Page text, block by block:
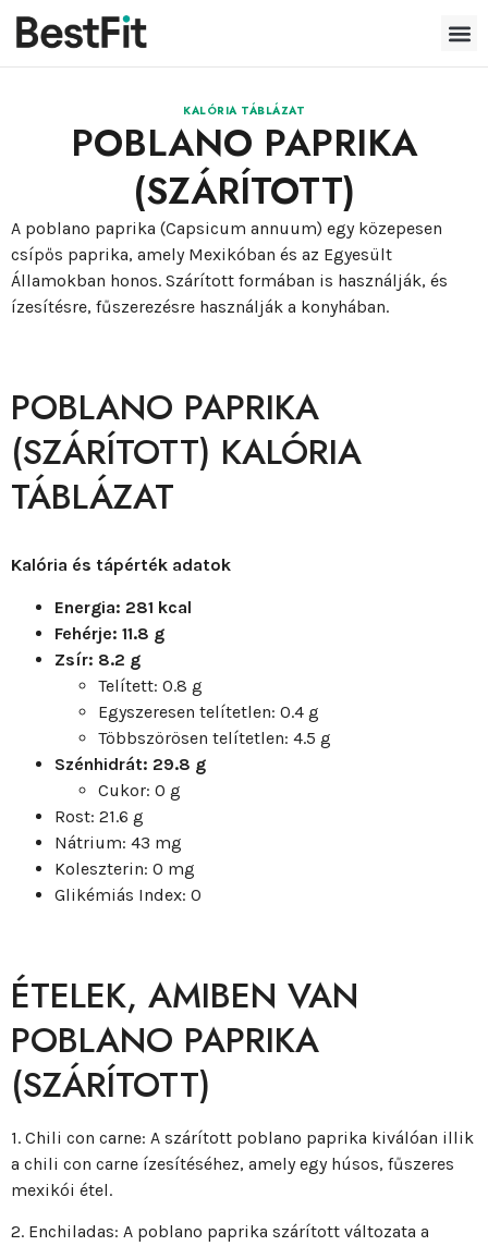
KALÓRIA TÁBLÁZAT
POBLANO PAPRIKA
(SZÁRÍTOTT)
A poblano paprika (Capsicum annuum) egy közepesen
csípős paprika, amely Mexikóban és az Egyesült
Államokban honos. Szárított formában is használják, és
ízesítésre, fűszerezésre használják a konyhában.
POBLANO PAPRIKA
(SZÁRÍTOTT) KALÓRIA
TÁBLÁZAT
Kalória és tápérték adatok
Energia: 281 kcal
Fehérje: 11.8 g
Zsír: 8.2 g
Telített: 0.8 g
Egyszeresen telítetlen: 0.4 g
Többszörösen telítetlen: 4.5 g
Szénhidrát: 29.8 g
Cukor: 0 g
Rost: 21.6 g
Nátrium: 43 mg
Koleszterin: 0 mg
Glikémiás Index: 0
ÉTELEK, AMIBEN VAN
POBLANO PAPRIKA
(SZÁRÍTOTT)
1. Chili con carne: A szárított poblano paprika kiválóan illik
a chili con carne ízesítéséhez, amely egy húsos, fűszeres
mexikói étel.
2. Enchiladas: A poblano paprika szárított változata a